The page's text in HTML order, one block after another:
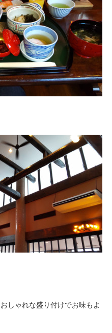
しゃれな盛り付けでお味もよ